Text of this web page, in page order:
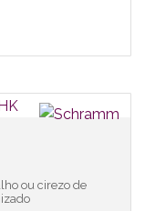
ou cirezo de